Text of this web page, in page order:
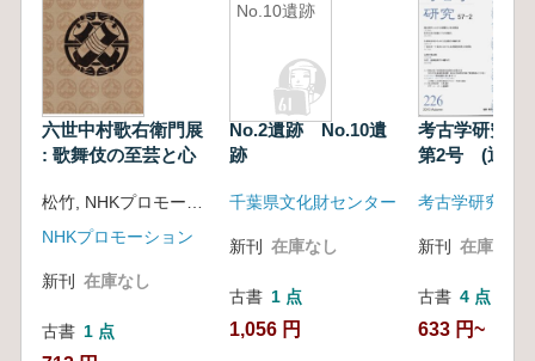
六世中村歌右衛門展
: 歌舞伎の至芸と心
NHKプロモーション
新刊 在庫なし
古書 1 点
No.10遺跡
No.2遺跡 No.10遺
跡
千葉県文化財センター
新刊 在庫なし
古書 1 点
1,056 円
考古学研究
第2号 (通巻
考古学研究会
新刊 在庫なし
古書 4 点
633 円~